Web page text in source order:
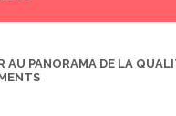
AU PANORAMA DE LA